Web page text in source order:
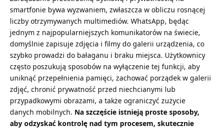
smartfonie bywa wyzwaniem, zwłaszcza w obliczu rosnącej
liczby otrzymywanych multimediów. WhatsApp, będąc
jednym z najpopularniejszych komunikatorów na świecie,
domyślnie zapisuje zdjęcia i filmy do galerii urządzenia, co
szybko prowadzi do bałaganu i braku miejsca. Użytkownicy
często poszukują sposobów na wyłączenie tej funkcji, aby
uniknąć przepełnienia pamięci, zachować porządek w galerii
zdjęć, chronić prywatność przed niechcianymi lub
przypadkowymi obrazami, a także ograniczyć zużycie
danych mobilnych. Na szczęście istnieją proste sposoby,
aby odzyskać kontrolę nad tym procesem, skutecznie